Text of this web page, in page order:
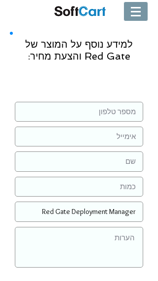
למידע נוסף על המוצר של
Red Gate והצעת מחיר: